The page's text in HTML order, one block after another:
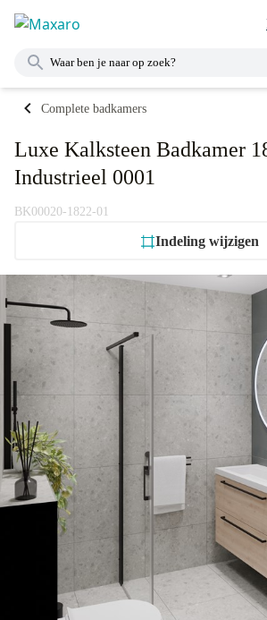
Complete badkamers
Luxe Kalksteen Badkamer
Industrieel 0001
BK00020-1822-01
Indeling wijzigen